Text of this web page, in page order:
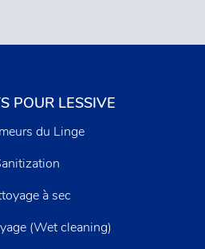
POUR LESSIVE
du Linge
à sec
(Wet cleaning)